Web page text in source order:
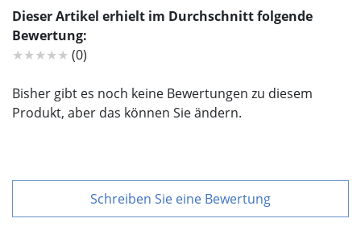
Dieser Artikel erhielt im Durchschnitt folgende
Bewertung:
★★★★★ (0)
Bisher gibt es noch keine Bewertungen zu diesem
Produkt, aber das können Sie ändern.
Schreiben Sie eine Bewertung